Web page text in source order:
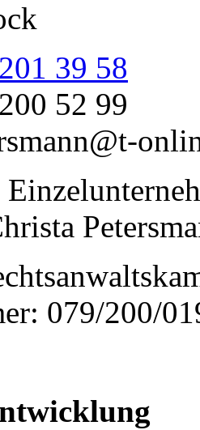
39 58
52 99
079/200/